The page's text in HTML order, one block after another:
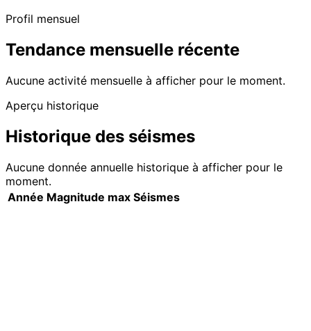
Profil mensuel
Tendance mensuelle récente
Aucune activité mensuelle à afficher pour le moment.
Aperçu historique
Historique des séismes
Aucune donnée annuelle historique à afficher pour le
moment.
Année Magnitude max Séismes